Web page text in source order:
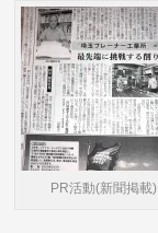
PR活動(新聞掲載)